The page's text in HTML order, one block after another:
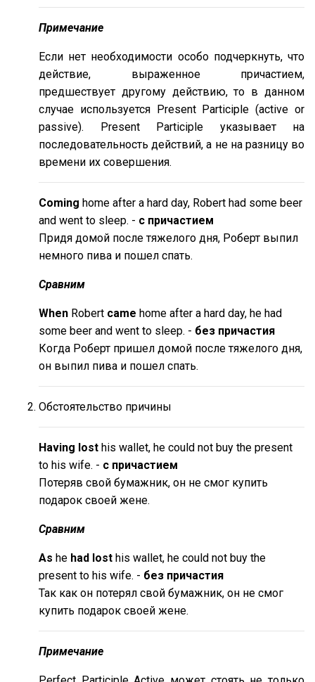
Примечание
Если нет необходимости особо подчеркнуть, что
действие, выраженное причастием,
предшествует другому действию, то в данном
случае используется Present Participle (active or
passive). Present Participle указывает на
последовательность действий, а не на разницу во
времени их совершения.
Coming home after a hard day, Robert had some beer
and went to sleep. - с причастием
Придя домой после тяжелого дня, Роберт выпил
немного пива и пошел спать.
Сравним
When Robert came home after a hard day, he had
some beer and went to sleep. - без причастия
Когда Роберт пришел домой после тяжелого дня,
он выпил пива и пошел спать.
Обстоятельство причины
Having lost his wallet, he could not buy the present
to his wife. - с причастием
Потеряв свой бумажник, он не смог купить
подарок своей жене.
Сравним
As he had lost his wallet, he could not buy the
present to his wife. - без причастия
Так как он потерял свой бумажник, он не смог
купить подарок своей жене.
Примечание